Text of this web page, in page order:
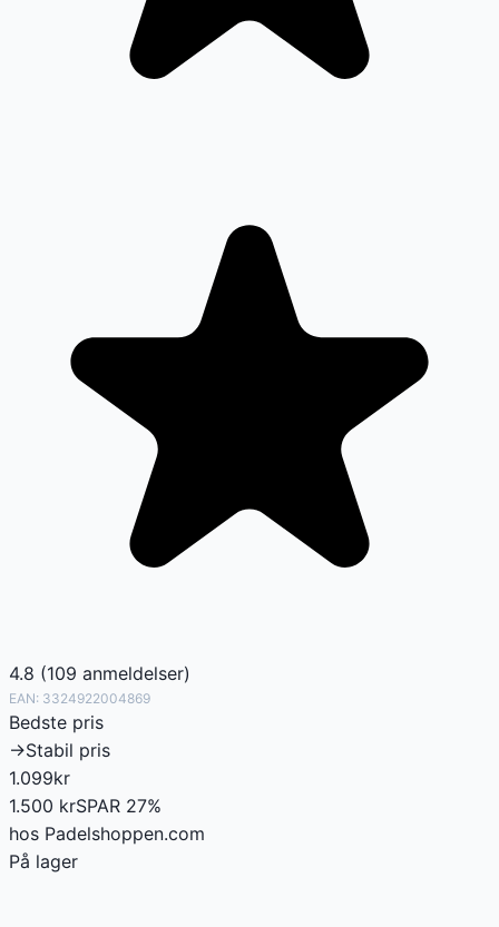
4.8 (109 anmeldelser)
EAN: 3324922004869
Bedste pris
→Stabil pris
1.099kr
1.500 krSPAR 27%
hos Padelshoppen.com
På lager